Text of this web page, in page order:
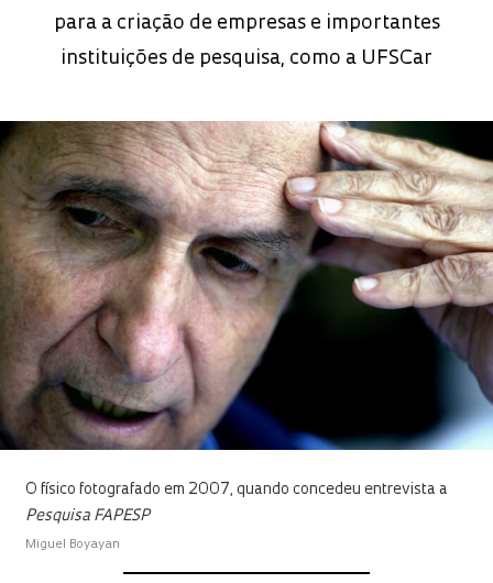
para a criação de empresas e importantes
instituições de pesquisa, como a UFSCar
O físico fotografado em 2007, quando concedeu entrevista a
Pesquisa FAPESP
Miguel Boyayan